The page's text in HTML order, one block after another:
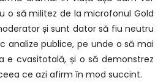
o să militez de la microfonul Gold
și sunt dator să fiu neutru
analize publice, pe unde o să mai
e cvasitotală, și o să demonstrez
ce azi afirm în mod succint.